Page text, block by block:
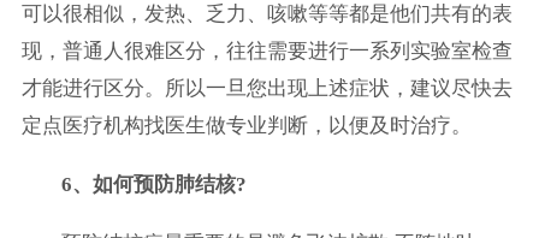
可以很相似，发热、乏力、咳嗽等等都是他们共有的表
现，普通人很难区分，往往需要进行一系列实验室检查
才能进行区分。所以一旦您出现上述症状，建议尽快去
定点医疗机构找医生做专业判断，以便及时治疗。
6、如何预防肺结核?